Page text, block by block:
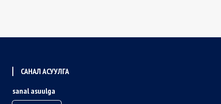
САНАЛ АСУУЛГА
sanal asuulga